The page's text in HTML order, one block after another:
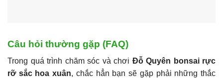
Câu hỏi thường gặp (FAQ)
Trong quá trình chăm sóc và chơi Đỗ Quyên bonsai rực
rỡ sắc hoa xuân, chắc hẳn bạn sẽ gặp phải những thắc